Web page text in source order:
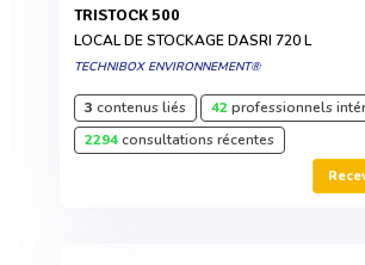
TRISTOCK 500
LOCAL DE STOCKAGE DASRI 720 L
TECHNIBOX ENVIRONNEMENT®
3 contenus liés 42professionnels
2294consultations récentes